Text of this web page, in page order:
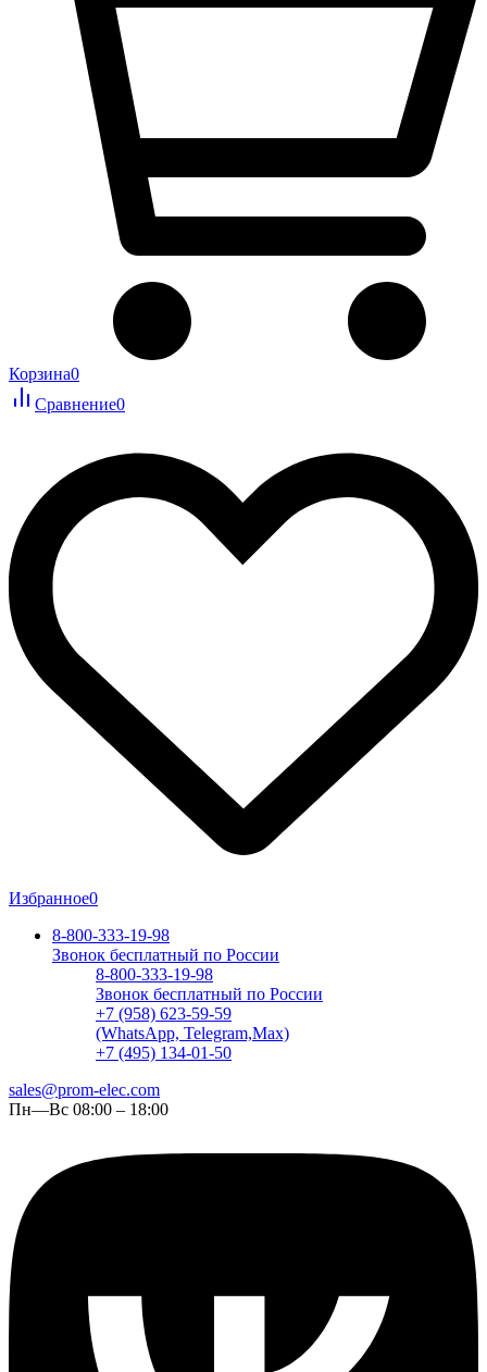
Корзина0
Сравнение0
Избранное0
8-800-333-19-98
Звонок бесплатный по России
8-800-333-19-98
Звонок бесплатный по России
+7 (958) 623-59-59
(WhatsApp, Telegram,Max)
+7 (495) 134-01-50
sales@prom-elec.com
Пн—Вс 08:00 – 18:00